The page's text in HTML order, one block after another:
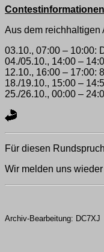
Contestinformationen
Aus dem reichhaltigen
03.10., 07:00 – 10:00:
04./05.10., 14:00 –
12.10., 16:00 – 17:00:
18./19.10., 15:00 –
25./26.10., 00:00 –
Für diesen
Wir melden uns
Archiv-Bearbeitung: DC7XJ